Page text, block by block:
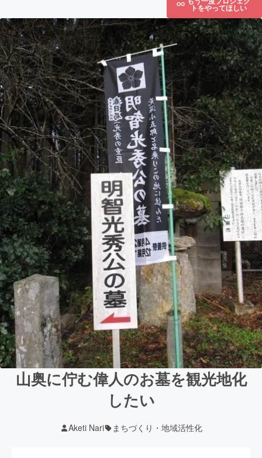
トをやってほしい
山奥に佇む偉人のお墓を観光地化
したい
Aketi Nari まちづくり・地域活性化